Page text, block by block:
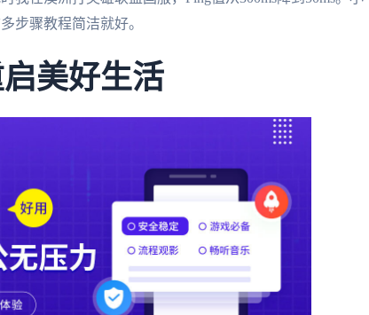
步骤教程简洁就好。
美好生活